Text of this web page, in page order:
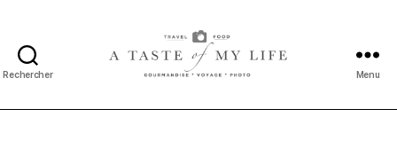
Rechercher
taste
Menu